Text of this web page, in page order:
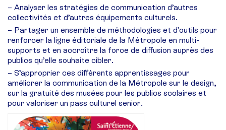
– Analyser les stratégies de communication d’autres
collectivités et d’autres équipements culturels.
– Partager un ensemble de méthodologies et d’outils pour
renforcer la ligne éditoriale de la Métropole en multi-
supports et en accroître la force de diffusion auprès des
publics qu’elle souhaite cibler.
– S’approprier ces différents apprentissages pour
améliorer la communication de la Métropole sur le design,
sur la gratuité des musées pour les publics scolaires et
pour valoriser un pass culturel senior.